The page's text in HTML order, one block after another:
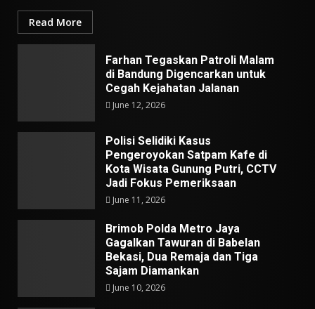
Read More
Farhan Tegaskan Patroli Malam
di Bandung Digencarkan untuk
Cegah Kejahatan Jalanan
June 12, 2026
Polisi Selidiki Kasus
Pengeroyokan Satpam Kafe di
Kota Wisata Gunung Putri, CCTV
Jadi Fokus Pemeriksaan
June 11, 2026
Brimob Polda Metro Jaya
Gagalkan Tawuran di Babelan
Bekasi, Dua Remaja dan Tiga
Sajam Diamankan
June 10, 2026